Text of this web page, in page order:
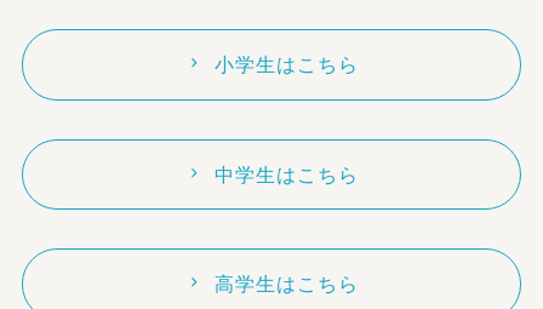
小学生はこちら
中学生はこちら
高学生はこちら